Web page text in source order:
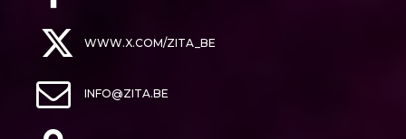
WWW.X.COM/ZITA_BE
INFO@ZITA.BE